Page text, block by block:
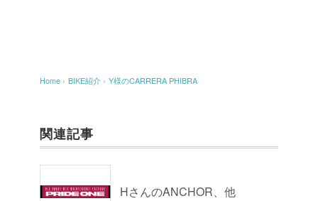
Home › BIKE紹介 › Y様のCARRERA PHIBRA
関連記事
HさんのANCHOR、他